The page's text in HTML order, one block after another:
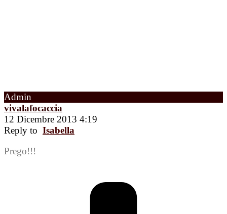
Admin
vivalafocaccia
12 Dicembre 2013 4:19
Reply to Isabella
Prego!!!